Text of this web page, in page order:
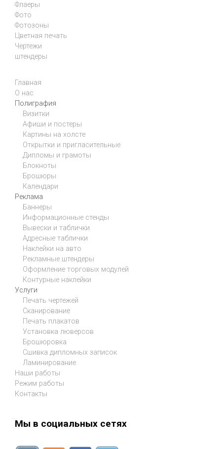
Флаеры
Фото
Фотозоны
Цветная печать
Чертежи
штендеры
Главная
О нас
Полиграфия
Визитки
Афиши и постеры
Картины на холсте
Открытки и пригласительные
Дипломы и грамоты
Блокноты
Брошюры
Календари
Реклама
Баннеры
Информационные стенды
Вывески и таблички
Адресные таблички
Наклейки на авто
Рекламные штендеры
Оформление торговых модулей
Контурные наклейки
Услуги
Печать чертежей
Сканирование
Печать плакатов
Установка люверсов
Брошюровка
Сшивка дипломных записок
Ламинирование
Наши работы
Режим работы
Контакты
Мы в социальных сетях